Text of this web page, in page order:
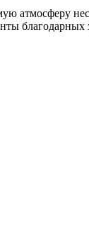
атмосферу
благодарных